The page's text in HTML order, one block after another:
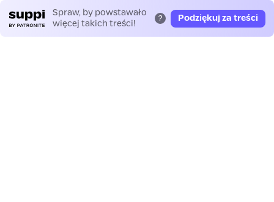
Spraw, by powstawało
więcej takich treści!
? Podziękuj za treści